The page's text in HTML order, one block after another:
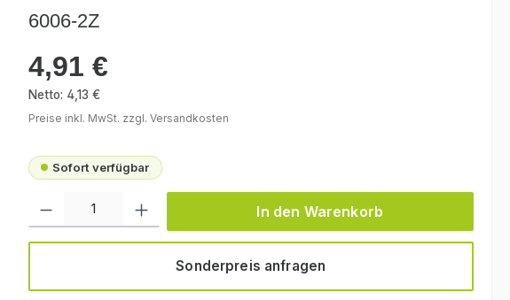
6006-2Z
Regulärer Preis:
4,91 €
Netto: 4,13 €
Preise inkl. MwSt. zzgl. Versandkosten
Sofort verfügbar
Produkt Anzahl: Gib den gewünschten Wert ein oder benutze die Schaltflächen
In den Warenkorb
Sonderpreis anfragen